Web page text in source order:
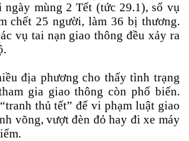
ngày mùng 2 Tết (tức 29.1), số vụ
chết 25 người, làm 36 bị thương.
vụ tai nạn giao thông đều xảy ra
địa phương cho thấy tình trạng
gia giao thông còn phổ biến.
thủ tết” để vi phạm luật giao
võng, vượt đèn đỏ hay đi xe máy